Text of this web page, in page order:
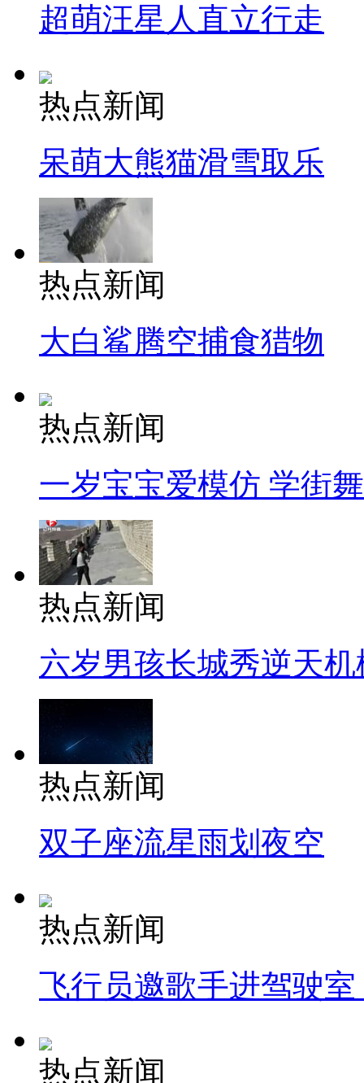
超萌汪星人直立行走
热点新闻
呆萌大熊猫滑雪取乐
热点新闻
大白鲨腾空捕食猎物
热点新闻
一岁宝宝爱模仿 学街
热点新闻
六岁男孩长城秀逆天机
热点新闻
双子座流星雨划夜空
热点新闻
飞行员邀歌手进驾驶
热点新闻